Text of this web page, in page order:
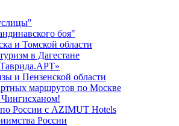
боя"
и Томской области
в Дагестане
и Пензенской области
маршрутов по Москве
России с AZIMUT Hotels
России